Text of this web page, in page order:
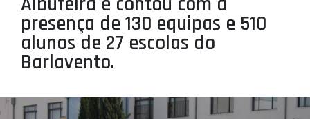
presença de 130 equipas e 510
alunos de 27 escolas do
Barlavento.